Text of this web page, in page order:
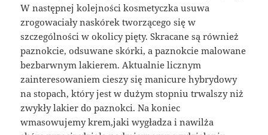
W następnej kolejności kosmetyczka usuwa
zrogowaciały naskórek tworzącego się w
szczególności w okolicy pięty. Skracane są również
paznokcie, odsuwane skórki, a paznokcie malowane
bezbarwnym lakierem. Aktualnie licznym
zainteresowaniem cieszy się manicure hybrydowy
na stopach, który jest w dużym stopniu trwalszy niż
zwykły lakier do paznokci. Na koniec
wmasowujemy krem,jaki wygładza i nawilża